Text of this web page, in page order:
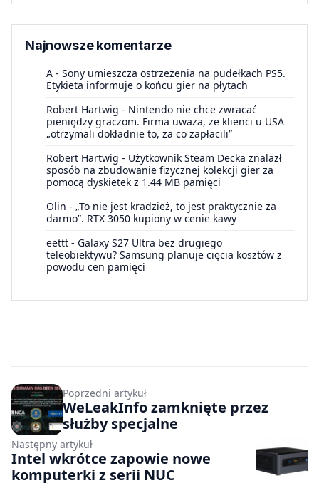
Najnowsze komentarze
A - Sony umieszcza ostrzeżenia na pudełkach PS5.
Etykieta informuje o końcu gier na płytach
Robert Hartwig - Nintendo nie chce zwracać
pieniędzy graczom. Firma uważa, że klienci u USA
„otrzymali dokładnie to, za co zapłacili”
Robert Hartwig - Użytkownik Steam Decka znalazł
sposób na zbudowanie fizycznej kolekcji gier za
pomocą dyskietek z 1.44 MB pamięci
Olin - „To nie jest kradzież, to jest praktycznie za
darmo”. RTX 3050 kupiony w cenie kawy
eettt - Galaxy S27 Ultra bez drugiego
teleobiektywu? Samsung planuje cięcia kosztów z
powodu cen pamięci
Poprzedni artykuł
WeLeakInfo zamknięte przez
służby specjalne
Następny artykuł
Intel wkrótce zapowie nowe
komputerki z serii NUC